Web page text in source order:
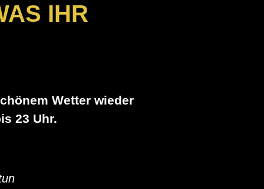
IHR
Wetter wieder
23 Uhr.